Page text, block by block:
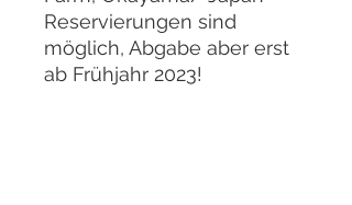
Reservierungen sind
möglich, Abgabe aber erst
ab Frühjahr 2023!